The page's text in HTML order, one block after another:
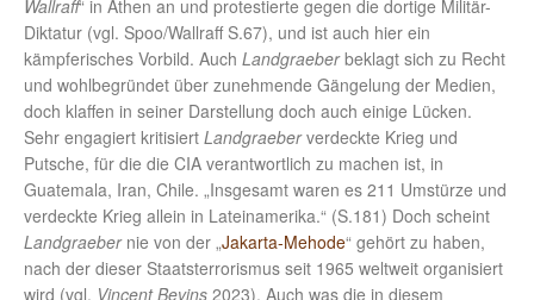
Wallraff“ in Athen an und protestierte gegen die dortige Militär-
Diktatur (vgl. Spoo/Wallraff S.67), und ist auch hier ein
kämpferisches Vorbild. Auch Landgraeberbeklagt sich zu Recht
und wohlbegründet über zunehmende Gängelung der Medien,
doch klaffen in seiner Darstellung doch auch einige Lücken.
Sehr engagiert kritisiert Landgraeberverdeckte Krieg und
Putsche, für die die CIA verantwortlich zu machen ist, in
Guatemala, Iran, Chile. „Insgesamt waren es 211 Umstürze und
verdeckte Krieg allein in Lateinamerika.“ (S.181) Doch scheint
Landgraebernie von der „Jakarta-Mehode“ gehört zu haben,
nach der dieser Staatsterrorismus seit 1965 weltweit organisiert
wird (vgl. Vincent Bevins 2023). Auch was die in diesem